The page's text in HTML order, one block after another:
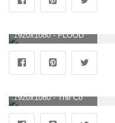
1920x1080 - FLOOD: Christoph Waltz's Dramatic Interpretation of the “Sesame Street” Theme Song Will Bring You to Tears. Christoph Waltz BildHD 1080p .
1920x1080 - The Conversations: Quentin Tarantino Part Two. Christoph Waltz Hintergrundbild für ComputerHD 1080p .